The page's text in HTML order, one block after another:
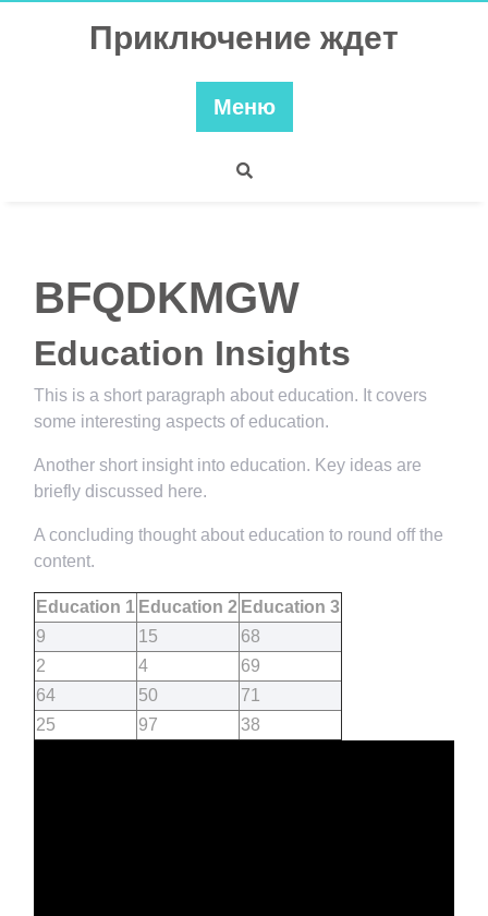
Приключение ждет
Меню
BFQDKMGW
Education Insights
This is a short paragraph about education. It covers
some interesting aspects of education.
Another short insight into education. Key ideas are
briefly discussed here.
A concluding thought about education to round off the
content.
Education 1 Education 2 Education 3
9
15
68
2
4
69
64
50
71
25
97 38